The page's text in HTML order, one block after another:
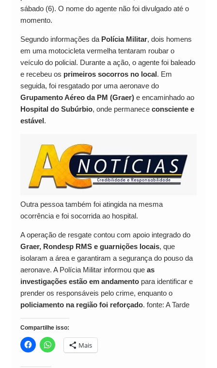
sábado (6). O nome do agente não foi divulgado até o
momento.
Segundo informações da Polícia Militar, dois homens
em uma motocicleta vermelha tentaram roubar o
veículo do policial. Durante a ação, o agente foi baleado
e recebeu os primeiros socorros no local. Em
seguida, foi resgatado por uma aeronave do
Grupamento Aéreo da PM (Graer)e encaminhado ao
Hospital do Subúrbio, onde permanece consciente e
estável.
Outra pessoa também foi atingida na mesma
ocorrência e foi socorrida ao hospital.
A operação de resgate contou com apoio integrado do
Graer, Rondesp RMS e guarnições locais, que
isolaram a área e garantiram a segurança do pouso da
aeronave. A Polícia Militar informou que as
investigações estão em andamentopara identificar e
prender os responsáveis pelo crime, enquanto o
policiamento na região foi reforçado. fonte: A Tarde
Compartilhe isso:
Mais